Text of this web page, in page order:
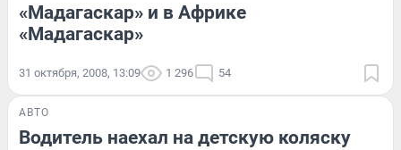
«Мадагаскар» и в Африке
«Мадагаскар»
31 октября, 2008, 13:09 1 296 54
АВТО
Водитель наехал на детскую коляску